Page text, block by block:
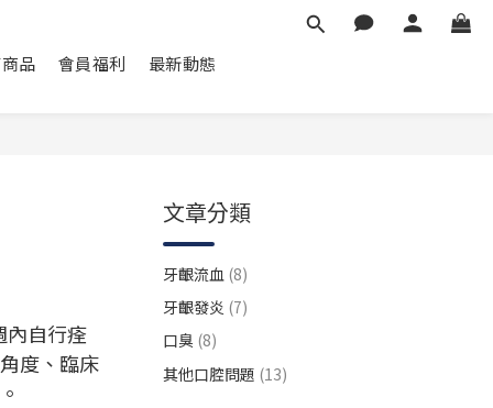
品 會員福利 最新動態
內自行痊
度、臨床
文章分類
牙齦流血 (8)
牙齦發炎 (7)
口臭 (8)
其他口腔問題 (13)